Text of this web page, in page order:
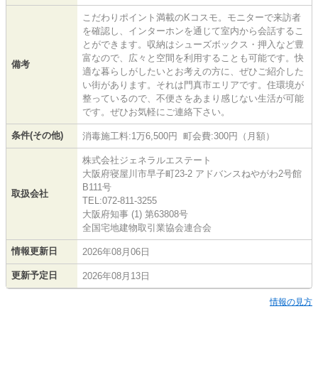
備考
こだわりポイント満載のKコスモ。モニターで来訪者
を確認し、インターホンを通じて室内から会話するこ
とができます。収納はシューズボックス・押入など豊
富なので、広々と空間を利用することも可能です。快
適な暮らしがしたいとお考えの方に、ぜひご紹介した
い街があります。それは門真市エリアです。住環境が
整っているので、不便さをあまり感じない生活が可能
です。ぜひお気軽にご連絡下さい。
条件(その他) 消毒施工料:1万6,500円 町会費:300円（月額）
取扱会社
株式会社ジェネラルエステート
大阪府寝屋川市早子町23-2 アドバンスねやがわ2号館
B111号
TEL:072-811-3255
大阪府知事 (1) 第63808号
全国宅地建物取引業協会連合会
情報更新日 2026年08月06日
更新予定日 2026年08月13日
情報の見方